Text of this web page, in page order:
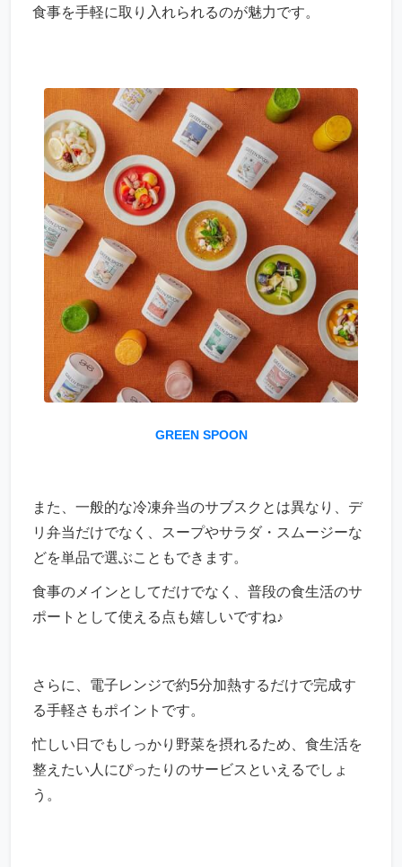
食事を手軽に取り入れられるのが魅力です。
GREEN SPOON
また、一般的な冷凍弁当のサブスクとは異なり、デ
リ弁当だけでなく、スープやサラダ・スムージーな
どを単品で選ぶこともできます。
食事のメインとしてだけでなく、普段の食生活のサ
ポートとして使える点も嬉しいですね♪
さらに、電子レンジで約5分加熱するだけで完成す
る手軽さもポイントです。
忙しい日でもしっかり野菜を摂れるため、食生活を
整えたい人にぴったりのサービスといえるでしょ
う。